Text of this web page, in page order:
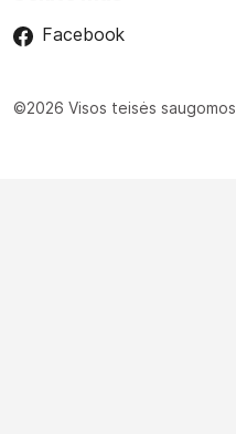
Facebook
©2026 Visos teisės saugomos